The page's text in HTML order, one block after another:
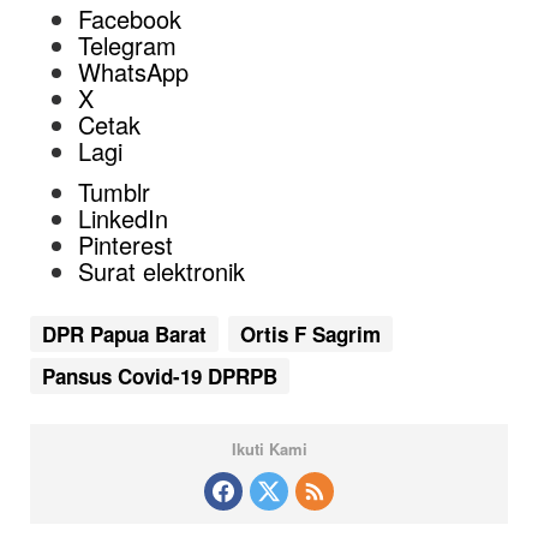
Facebook
Telegram
WhatsApp
X
Cetak
Lagi
Tumblr
LinkedIn
Pinterest
Surat elektronik
DPR Papua Barat
Ortis F Sagrim
Pansus Covid-19 DPRPB
Ikuti Kami